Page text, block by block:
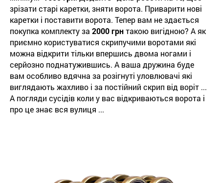
зрізати старі каретки, зняти ворота. Приварити нові
каретки і поставити ворота. Тепер вам не здається
покупка комплекту за 2000 грнтакою вигідною? А як
приємно користуватися скрипучими воротами які
можна відкрити тільки впершись двома ногами і
серйозно поднатужившись. А ваша дружина буде
вам особливо вдячна за розігнуті уловлювачі які
виглядають жахливо і за постійний скрип від воріт ...
А погляди сусідів коли у вас відкриваються ворота і
про це знає вся вулиця ...